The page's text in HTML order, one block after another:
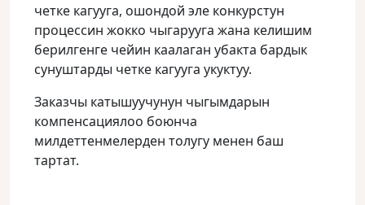
четке кагууга, ошондой эле конкурстун
процессин жокко чыгарууга жана келишим
берилгенге чейин каалаган убакта бардык
сунуштарды четке кагууга укуктуу.
Заказчы катышуучунун чыгымдарын
компенсациялоо боюнча
милдеттенмелерден толугу менен баш
тартат.